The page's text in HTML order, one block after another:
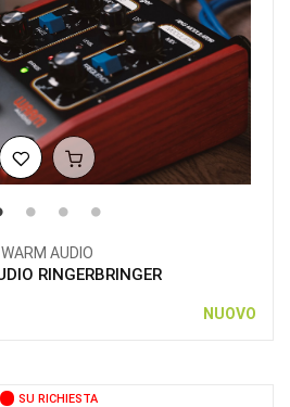
WARM AUDIO
RINGERBRINGER
NUOVO
SU RICHIESTA